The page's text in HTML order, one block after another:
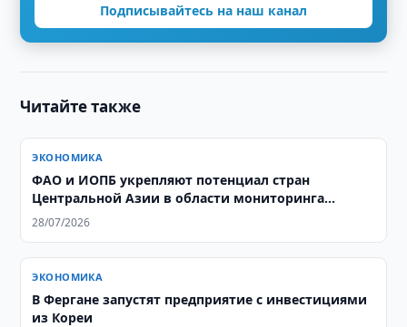
Подписывайтесь на наш канал
Читайте также
ЭКОНОМИКА
ФАО и ИОПБ укрепляют потенциал стран
Центральной Азии в области мониторинга
саранчовых
28/07/2026
ЭКОНОМИКА
В Фергане запустят предприятие с инвестициями
из Кореи